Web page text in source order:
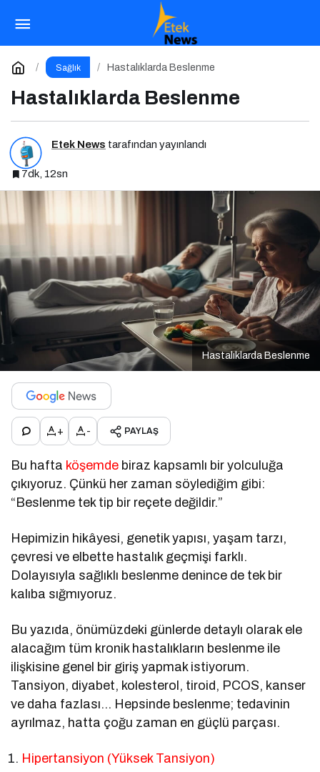
Sağlık Hastalıklarda Beslenme
Hastalıklarda Beslenme
Etek News tarafından yayınlandı
7dk, 12sn
Hastalıklarda Beslenme
+ - PAYLAŞ
Bu hafta köşemde biraz kapsamlı bir yolculuğa
çıkıyoruz. Çünkü her zaman söylediğim gibi:
“Beslenme tek tip bir reçete değildir.”
Hepimizin hikâyesi, genetik yapısı, yaşam tarzı,
çevresi ve elbette hastalık geçmişi farklı.
Dolayısıyla sağlıklı beslenme denince de tek bir
kalıba sığmıyoruz.
Bu yazıda, önümüzdeki günlerde detaylı olarak ele
alacağım tüm kronik hastalıkların beslenme ile
ilişkisine genel bir giriş yapmak istiyorum.
Tansiyon, diyabet, kolesterol, tiroid, PCOS, kanser
ve daha fazlası… Hepsinde beslenme; tedavinin
ayrılmaz, hatta çoğu zaman en güçlü parçası.
Hipertansiyon (Yüksek Tansiyon)
Besin Sinerjisi: Doğru Kombinasyonlarla
Besinlerin Gücünü Artırın
Yorum Yap